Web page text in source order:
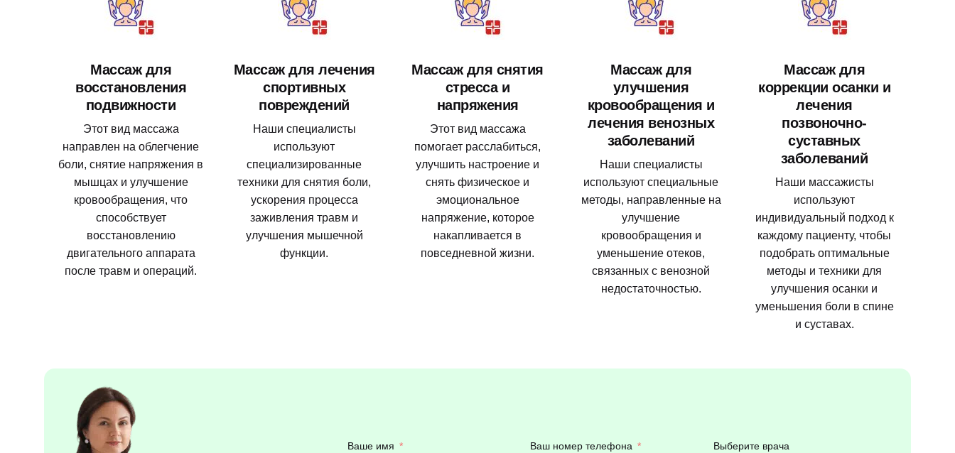
Массаж для
восстановления
подвижности
Этот вид массажа
направлен на облегчение
боли, снятие напряжения в
мышцах и улучшение
кровообращения, что
способствует
восстановлению
двигательного аппарата
после травм и операций.
Массаж для лечения
спортивных
повреждений
Наши специалисты
используют
специализированные
техники для снятия боли,
ускорения процесса
заживления травм и
улучшения мышечной
функции.
Массаж для снятия
стресса и
напряжения
Этот вид массажа
помогает расслабиться,
улучшить настроение и
снять физическое и
эмоциональное
напряжение, которое
накапливается в
повседневной жизни.
Массаж для
улучшения
кровообращения и
лечения венозных
заболеваний
Наши специалисты
используют специальные
методы, направленные на
улучшение
кровообращения и
уменьшение отеков,
связанных с венозной
недостаточностью.
Массаж для
коррекции осанки и
лечения
позвоночно-
суставных
заболеваний
Наши массажисты
используют
индивидуальный подход к
каждому пациенту, чтобы
подобрать оптимальные
методы и техники для
улучшения осанки и
уменьшения боли в спине
и суставах.
Ваше имя Ваш номер телефона Выберите врача